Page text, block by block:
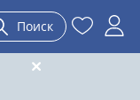
Поиск